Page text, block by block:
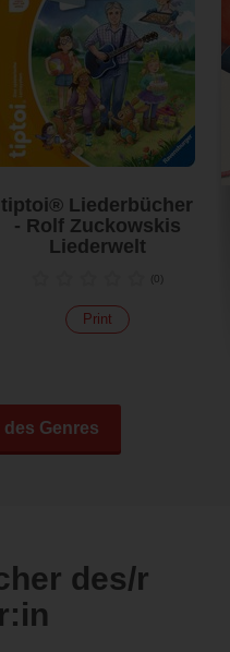
tiptoi® Liederbücher
- Rolf Zuckowskis
Liederwelt
(0
Print
Genres
des/r